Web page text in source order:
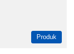
Produk